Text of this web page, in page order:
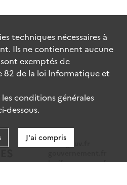
data.gouv.fr
legifrance.gouv.fr
techniques nécessaires à
Ils ne contiennent aucune
exemptés de
82 de la loi Informatique et
conditions générales
dessous.
J'ai compris